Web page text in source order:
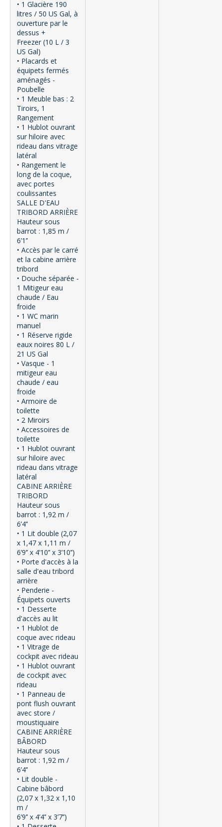
• 1 Glacière 190
litres / 50 US Gal, à
ouverture par le
dessus +
Freezer (10 L / 3
US Gal)
• Placards et
équipets fermés
aménagés -
Poubelle
• 1 Meuble bas : 2
Tiroirs, 1
Rangement
• 1 Hublot ouvrant
sur hiloire avec
rideau dans vitrage
latéral
• Rangement le
long de la coque,
avec portes
coulissantes
SALLE D'EAU
TRIBORD ARRIÈRE
Hauteur sous
barrot : 1,85 m /
6’1’’
• Accès par le carré
et la cabine arrière
tribord
• Douche séparée -
1 Mitigeur eau
chaude / Eau
froide
• 1 WC marin
manuel
• 1 Réserve rigide
eaux noires 80 L /
21 US Gal
• Vasque - 1
mitigeur eau
chaude / eau
froide
• Armoire de
toilette
• 2 Miroirs
• Accessoires de
toilette
• 1 Hublot ouvrant
sur hiloire avec
rideau dans vitrage
latéral
CABINE ARRIÈRE
TRIBORD
Hauteur sous
barrot : 1,92 m /
6’4’’
• 1 Lit double (2,07
x 1,47 x 1,11 m /
6’9’’ x 4’10’’ x 3’10’’)
• Porte d'accès à la
salle d'eau tribord
arrière
• Penderie -
Équipets ouverts
• 1 Desserte
d'accès au lit
• 1 Hublot de
coque avec rideau
• 1 Vitrage de
cockpit avec rideau
• 1 Hublot ouvrant
de cockpit avec
rideau
• 1 Panneau de
pont flush ouvrant
avec store /
moustiquaire
CABINE ARRIÈRE
BÂBORD
Hauteur sous
barrot : 1,92 m /
6’4’’
• Lit double -
Cabine bâbord
(2,07 x 1,32 x 1,10
m /
6’9’’ x 4’4’’ x 3’7’’)